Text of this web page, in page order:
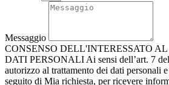
Messaggio
CONSENSO DELL'INTERESSATO
DATI PERSONALI Ai sensi dell’art. 7
autorizzo al trattamento dei dati personali
seguito di Mia richiesta, per ricevere